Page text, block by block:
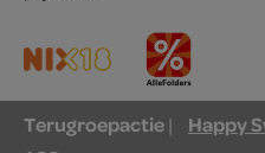
Terugroepactie|
Happy